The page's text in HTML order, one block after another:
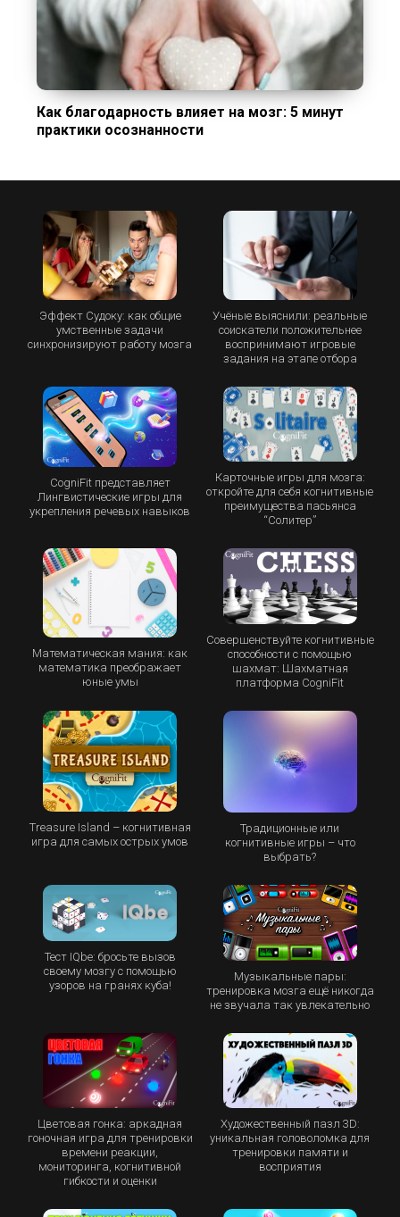
Как благодарность влияет на мозг: 5 минут
практики осознанности
Эффект Судоку: как общие
умственные задачи
синхронизируют работу мозга
Учёные выяснили: реальные
соискатели положительнее
воспринимают игровые
задания на этапе отбора
CogniFit представляет
Лингвистические игры для
укрепления речевых навыков
Карточные игры для мозга:
откройте для себя когнитивные
преимущества пасьянса
“Cолитер”
Математическая мания: как
математика преображает
юные умы
Совершенствуйте когнитивные
способности с помощью
шахмат: Шахматная
платформа CogniFit
Treasure Island – когнитивная
игра для самых острых умов
Традиционные или
когнитивные игры – что
выбрать?
Тест IQbe: бросьте вызов
своему мозгу с помощью
узоров на гранях куба!
Музыкальные пары:
тренировка мозга ещё никогда
не звучала так увлекательно
Цветовая гонка: аркадная
гоночная игра для тренировки
времени реакции,
мониторинга, когнитивной
гибкости и оценки
Художественный пазл 3D:
уникальная головоломка для
тренировки памяти и
восприятия